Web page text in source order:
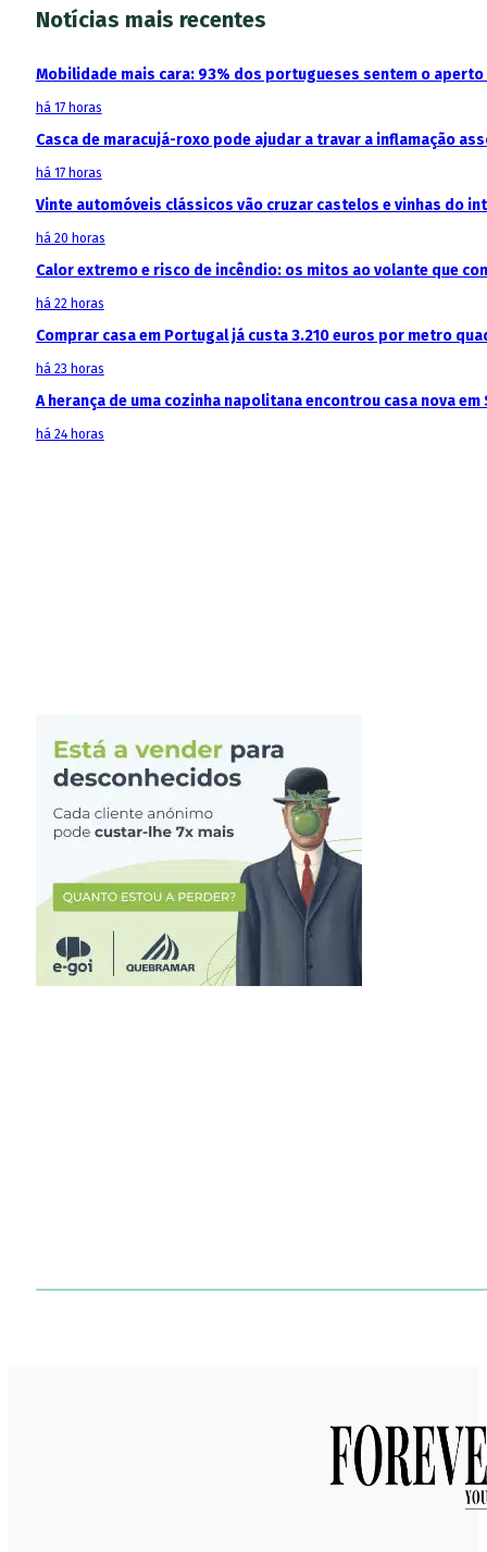
Notícias mais recentes
Mobilidade mais cara: 93% dos portugueses sentem o
há 17 horas
Casca de maracujá-roxo pode ajudar a travar a inflamação
há 17 horas
Vinte automóveis clássicos vão cruzar castelos e vinhas do
há 20 horas
Calor extremo e risco de incêndio: os mitos ao volante que
há 22 horas
Comprar casa em Portugal já custa 3.210 euros por metro
há 23 horas
A herança de uma cozinha napolitana encontrou casa nova em
há 24 horas